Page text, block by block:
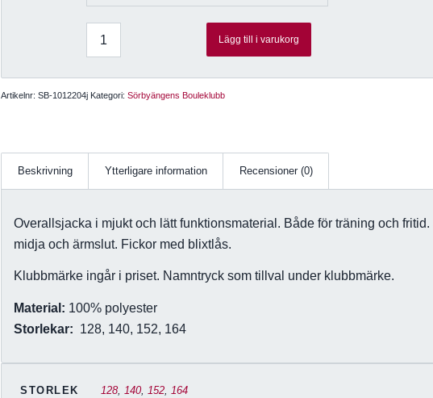
Lägg till i varukorg
Artikelnr:SB-1012204j Kategori:Sörbyängens Bouleklubb
Beskrivning Ytterligare information Recensioner (0)
Overallsjacka i mjukt och lätt funktionsmaterial. Både för träning och
midja och ärmslut. Fickor med blixtlås.
Klubbmärke ingår i priset. Namntryck som tillval under klubbmärke.
Material: 100% polyester
Storlekar: 128, 140, 152, 164
STORLEK 128,140,152,164